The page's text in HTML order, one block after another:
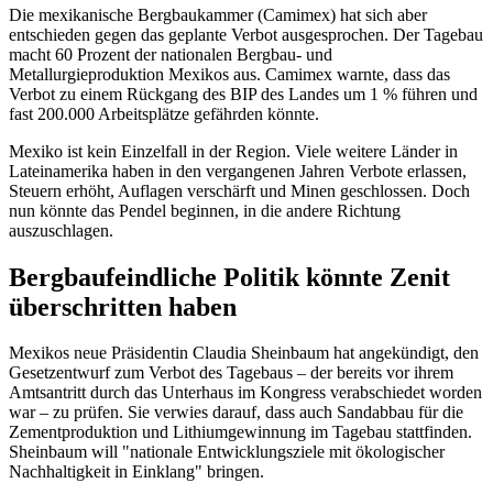
Die mexikanische Bergbaukammer (Camimex) hat sich aber
entschieden gegen das geplante Verbot ausgesprochen. Der Tagebau
macht 60 Prozent der nationalen Bergbau- und
Metallurgieproduktion Mexikos aus. Camimex warnte, dass das
Verbot zu einem Rückgang des BIP des Landes um 1 % führen und
fast 200.000 Arbeitsplätze gefährden könnte.
Mexiko ist kein Einzelfall in der Region. Viele weitere Länder in
Lateinamerika haben in den vergangenen Jahren Verbote erlassen,
Steuern erhöht, Auflagen verschärft und Minen geschlossen. Doch
nun könnte das Pendel beginnen, in die andere Richtung
auszuschlagen.
Bergbaufeindliche Politik könnte Zenit
überschritten haben
Mexikos neue Präsidentin Claudia Sheinbaum hat angekündigt, den
Gesetzentwurf zum Verbot des Tagebaus – der bereits vor ihrem
Amtsantritt durch das Unterhaus im Kongress verabschiedet worden
war – zu prüfen. Sie verwies darauf, dass auch Sandabbau für die
Zementproduktion und Lithiumgewinnung im Tagebau stattfinden.
Sheinbaum will "nationale Entwicklungsziele mit ökologischer
Nachhaltigkeit in Einklang" bringen.